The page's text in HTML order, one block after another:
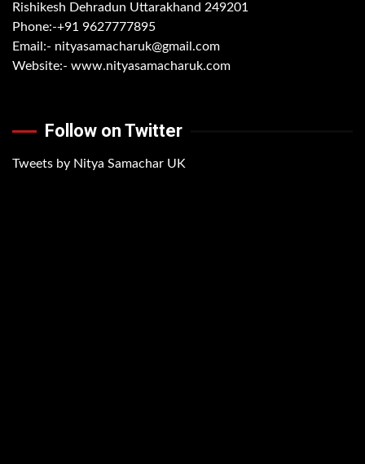
Rishikesh Dehradun Uttarakhand 249201
Phone:-+91 9627777895
Email:- nityasamacharuk@gmail.com
Website:- www.nityasamacharuk.com
Follow on Twitter
Tweets by Nitya Samachar UK